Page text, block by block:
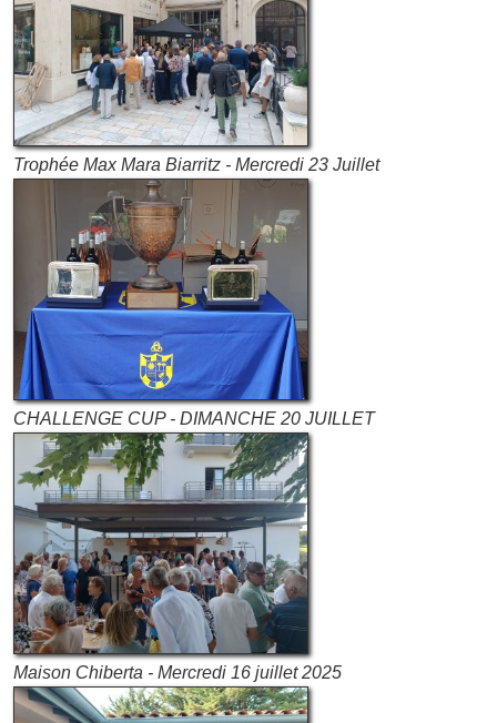
Trophée Max Mara Biarritz - Mercredi 23 Juillet
CHALLENGE CUP - DIMANCHE 20 JUILLET
Maison Chiberta - Mercredi 16 juillet 2025